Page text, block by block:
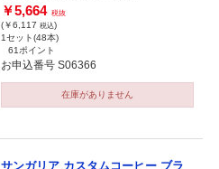
￥5,664 税抜
(￥6,117 税込)
1セット(48本)
61ポイント
お申込番号 S06366
在庫がありません
サンガリア カスタムコーヒー ブラ